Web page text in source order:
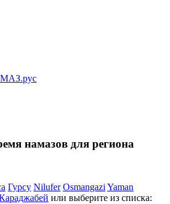
намазов для региона
Гурсу Nilufer OsmangaziYaman
или выберите из списка: